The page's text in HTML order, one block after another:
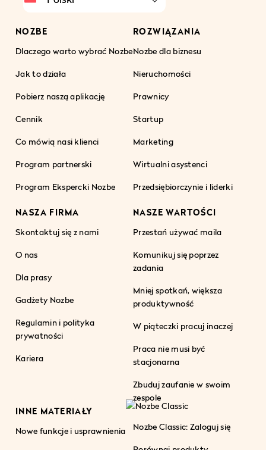
NOZBE
Dlaczego warto wybrać Nozbe
Jak to działa
Pobierz naszą aplikację
Cennik
Co mówią nasi klienci
Program partnerski
Program Ekspercki Nozbe
ROZWIĄZANIA
Nozbe dla biznesu
Nieruchomości
Prawnicy
Startup
Marketing
Wirtualni asystenci
Przedsiębiorczynie i liderki
NASZA FIRMA
Skontaktuj się z nami
O nas
Dla prasy
Gadżety Nozbe
Regulamin i polityka
prywatności
Kariera
NASZE WARTOŚCI
Przestań używać maila
Komunikuj się poprzez
zadania
Mniej spotkań, większa
produktywność
W piąteczki pracuj inaczej
Praca nie musi być
stacjonarna
Zbuduj zaufanie w swoim
zespole
INNE MATERIAŁY
Nowe funkcje i usprawnienia
Nozbe Classic: Zaloguj się